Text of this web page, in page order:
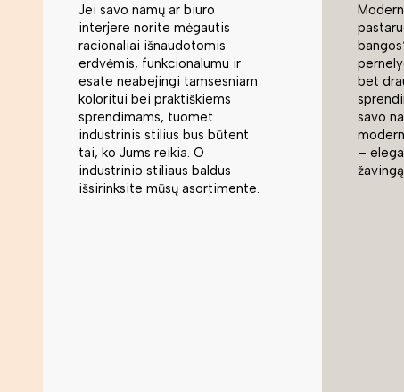
Jei savo namų ar biuro
interjere norite mėgautis
racionaliai išnaudotomis
erdvėmis, funkcionalumu ir
esate neabejingi tamsesniam
koloritui bei praktiškiems
sprendimams, tuomet
industrinis stilius bus būtent
tai, ko Jums reikia. O
industrinio stiliaus baldus
išsirinksite mūsų asortimente.
bet
savo
–